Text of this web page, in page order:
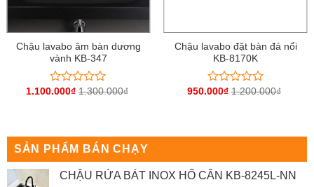
Chậu lavabo âm bàn dương
vành KB-347
Được
5
sao
1.100.000₫ 1.300.000₫
Chậu lavabo đặt bàn đá nổi
KB-8170K
Được
5
950.000₫ 1.200.000₫
SẢN PHẨM BÁN CHẠY
CHẬU RỬA BÁT INOX HỐ CÂN KB-8245L-NN